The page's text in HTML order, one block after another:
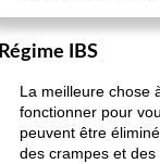
Régime IBS
La meilleure chose
fonctionner pour
peuvent être
des crampes et